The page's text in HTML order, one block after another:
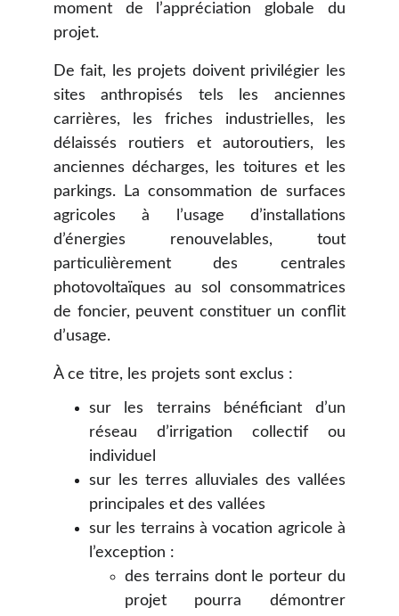
De fait, les projets doivent privilégier les
sites anthropisés tels les anciennes
carrières, les friches industrielles, les
délaissés routiers et autoroutiers, les
anciennes décharges, les toitures et les
parkings. La consommation de surfaces
agricoles à l’usage d’installations
d’énergies renouvelables, tout
particulièrement des centrales
photovoltaïques au sol consommatrices
de foncier, peuvent constituer un conflit
d’usage.
À ce titre, les projets sont exclus :
sur les terrains bénéficiant d’un
réseau d’irrigation collectif ou
individuel
sur les terres alluviales des vallées
principales et des vallées
sur les terrains à vocation agricole à
l’exception :
des terrains dont le porteur du
projet pourra démontrer
moment de l’appréciation globale du
projet.